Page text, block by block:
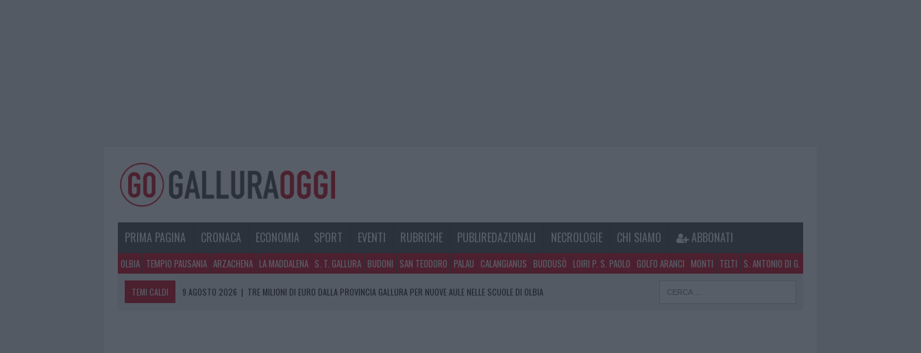
PRIMA PAGINA CRONACA ECONOMIA SPORT EVENTI RUBRICHE PUBLIREDAZIONALI NECROLOGIE CHI SIAMO ABBONATI
OLBIA TEMPIO PAUSANIA ARZACHENA LA MADDALENA S. T. GALLURA BUDONI SAN TEODORO PALAU CALANGIANUS BUDDUSÒ LOIRI P. S. PAOLO GOLFO ARANCI MONTI TELTI S. ANTONIO DI G.
TEMI CALDI 9 AGOSTO 2026 | TRE MILIONI DI EURO DALLA PROVINCIA GALLURA PER NUOVE AULE NELLE SCUOLE DI OLBIA